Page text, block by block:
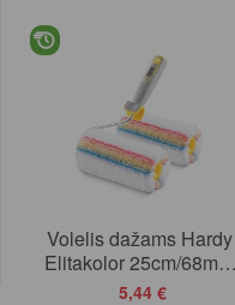
Volelis dažams Hardy
Elitakolor 25cm/68mm
(0100-226825)
5,44 €